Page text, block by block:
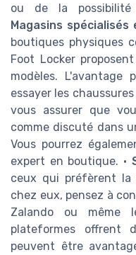
ou de la possibilité
Magasins
boutiques physiques
Foot Locker
modèles. L'avantage
essayer les
vous assurer que
comme discuté dans
Vous pourrez
expert en boutique. •
ceux qui préfèrent la
chez eux, pensez à
Zalando ou même
plateformes offrent
peuvent être